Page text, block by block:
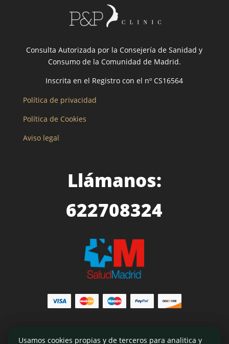
Consulta Autorizada por la Consejería de Sanidad y
Consumo de la Comunidad de Madrid.
Inscrita en el Registro con el nº CS16564
Política de privacidad
Política de Cookies
Aviso legal
Llámanos:
622708324
Usamos cookies propias y de terceros para analitica y
Usamos cookies propias y de terceros para analitica y